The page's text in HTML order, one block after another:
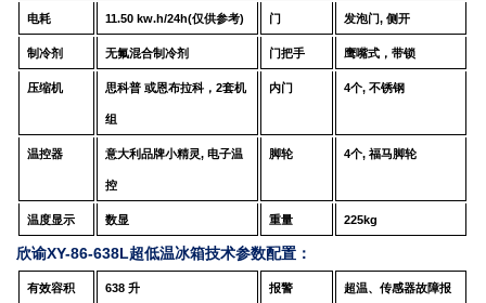
电耗 11.50kw.h/24h(仅供参考) 门 发泡门,侧开
制冷剂 无氟混合制冷剂 门把手 鹰嘴式，带锁
压缩机 思科普 或恩布拉科，2套机
组
内门 4个,不锈钢
温控器 意大利品牌小精灵,电子温
控
脚轮 4个,福马脚轮
温度显示 数显 重量 225kg
欣谕XY-86-638L超低温冰箱技术参数配置：
有效容积 638升 报警 超温、传感器故障报